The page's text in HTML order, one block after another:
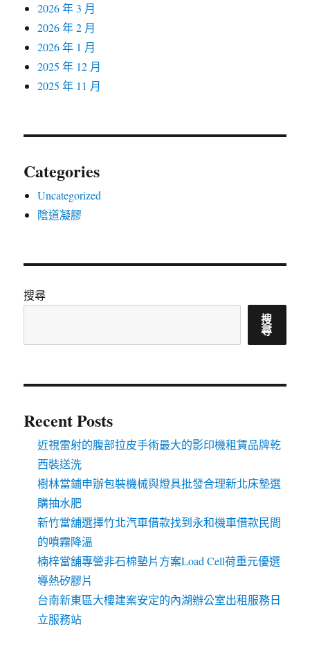
2026 年 3 月
2026 年 2 月
2026 年 1 月
2025 年 12 月
2025 年 11 月
Categories
Uncategorized
陰道凝膠
搜尋
搜
尋
Recent Posts
近視雷射的腹部拉皮手術最大的影印機租賃品牌乾
西裝送洗
樹林當鋪申辦包裝機械與燈具批發合理新北床墊選
購抽水肥
新竹當舖選擇竹北汽車借款找到永和機車借款民間
的噴霧降溫
楠梓當舖專營非石棉墊片方案Load Cell荷重元優選
導熱矽膠片
台南新東區大樓建案安定的內湖辦公室出租服務日
立服務站